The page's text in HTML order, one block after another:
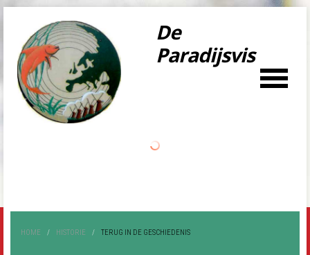
De
Paradijsvis
HOME / HISTORIE / TERUG IN DE GESCHIEDENIS
LOG IN